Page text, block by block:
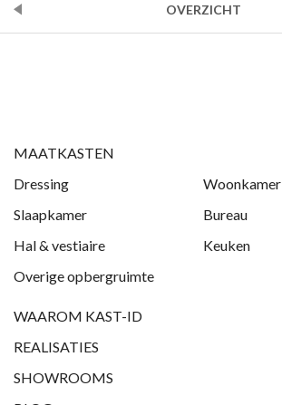
OVERZICHT
MAATKASTEN
Dressing
Woonkamer
Slaapkamer
Bureau
Hal & vestiaire
Keuken
Overige opbergruimte
WAAROM KAST-ID
REALISATIES
SHOWROOMS